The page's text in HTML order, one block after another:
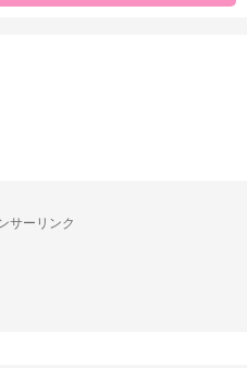
サーリンク